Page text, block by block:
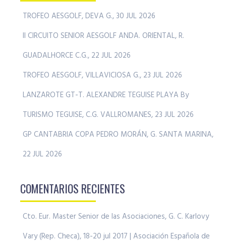
TROFEO AESGOLF, DEVA G., 30 JUL 2026
II CIRCUITO SENIOR AESGOLF ANDA. ORIENTAL, R.
GUADALHORCE C.G., 22 JUL 2026
TROFEO AESGOLF, VILLAVICIOSA G., 23 JUL 2026
LANZAROTE GT-T. ALEXANDRE TEGUISE PLAYA By
TURISMO TEGUISE, C.G. VALLROMANES, 23 JUL 2026
GP CANTABRIA COPA PEDRO MORÁN, G. SANTA MARINA,
22 JUL 2026
COMENTARIOS RECIENTES
Cto. Eur. Master Senior de las Asociaciones, G. C. Karlovy
Vary (Rep. Checa), 18-20 jul 2017 | Asociación Española de